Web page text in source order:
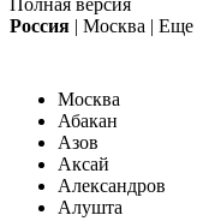
Россия | Москва | Еще
Москва
Абакан
Азов
Аксай
Александров
Алушта